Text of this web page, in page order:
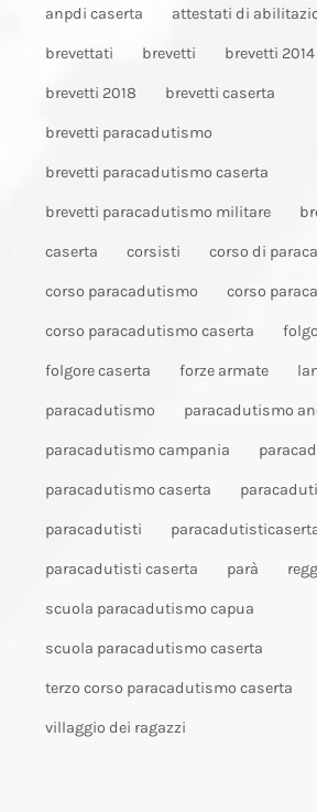
anpdi caserta attestati di
brevettati brevetti brevetti 2014
brevetti 2018 brevetti caserta
brevetti paracadutismo
brevetti paracadutismo caserta
brevetti paracadutismo militare
caserta corsisti corso di
corso paracadutismo corso
corso paracadutismo caserta
folgore caserta forze armate
paracadutismo paracadutismo
paracadutismo campania
paracadutismo caserta
paracadutisti
paracadutisti caserta parà
scuola paracadutismo capua
scuola paracadutismo caserta
terzo corso paracadutismo caserta
villaggio dei ragazzi